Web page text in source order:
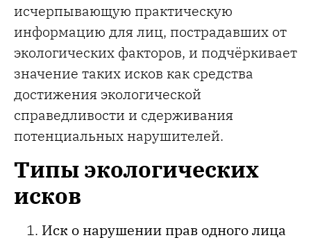
исчерпывающую практическую
информацию для лиц, пострадавших от
экологических факторов, и подчёркивает
значение таких исков как средства
достижения экологической
справедливости и сдерживания
потенциальных нарушителей.
Типы экологических
исков
Иск о нарушении прав одного лица